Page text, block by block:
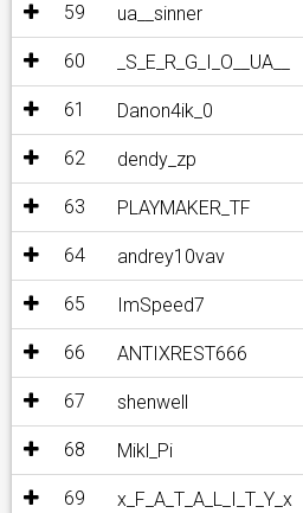
59 ua__sinner
60 _S_E_R_G_I_O__UA__
61 Danon4ik_0
62 dendy_zp
63 PLAYMAKER_TF
64 andrey10vav
65 ImSpeed7
66 ANTIXREST666
67 shenwell
68 Mikl_Pi
69 x_F_A_T_A_L_I_T_Y_x